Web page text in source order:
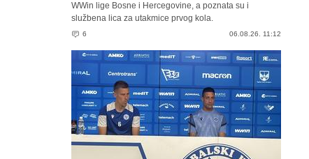
WWin lige Bosne i Hercegovine, a poznata su i
službena lica za utakmice prvog kola.
6 06.08.26. 11:12